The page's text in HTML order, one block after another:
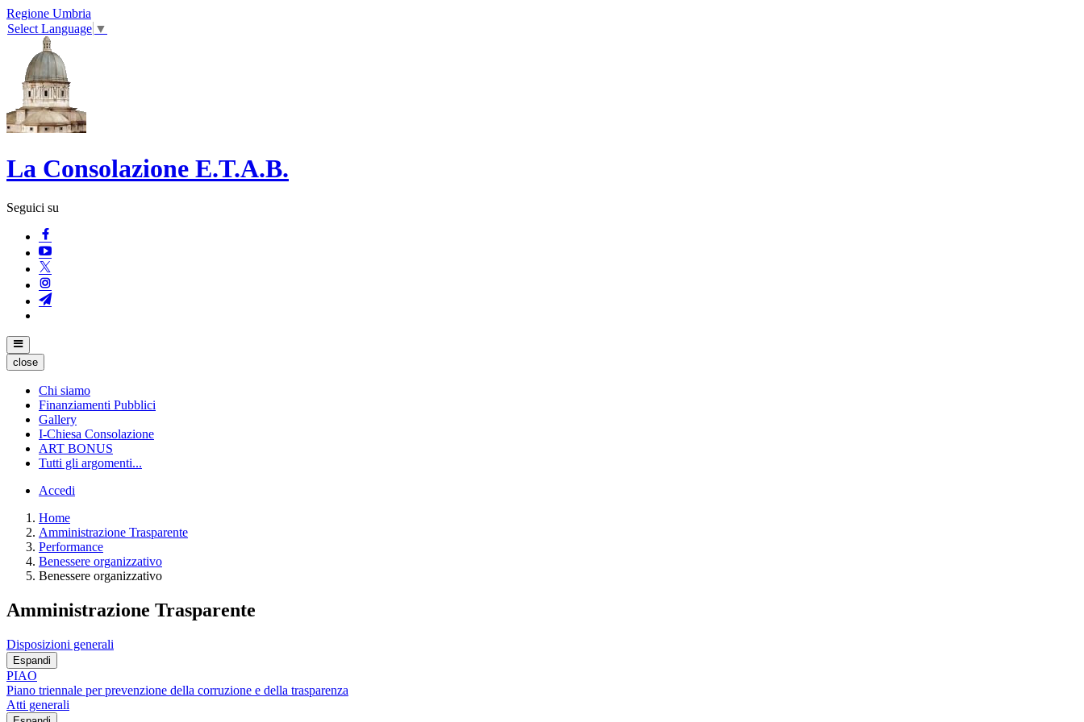
Regione Umbria
Select Language ▼
La Consolazione E.T.A.B.
Seguici su
close
Chi siamo
Finanziamenti Pubblici
Gallery
I-Chiesa Consolazione
ART BONUS
Tutti gli argomenti...
Accedi
Home
Amministrazione Trasparente
Performance
Benessere organizzativo
Benessere organizzativo
Amministrazione Trasparente
Disposizioni generali
Espandi
PIAO
Piano triennale per prevenzione della corruzione e della trasparenza
Atti generali